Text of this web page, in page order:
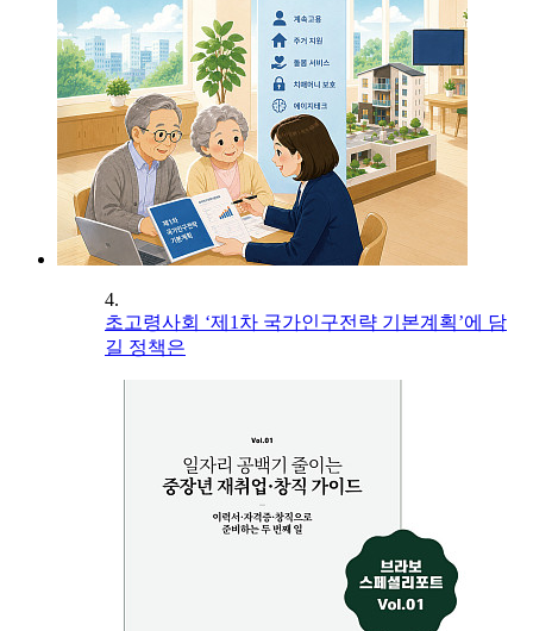
4.
초고령사회 ‘제1차 국가인구전략 기본계획’에 담
길 정책은